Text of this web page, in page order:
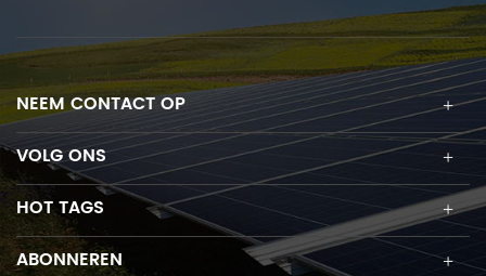
NEEM CONTACT OP
VOLG ONS
HOT TAGS
ABONNEREN